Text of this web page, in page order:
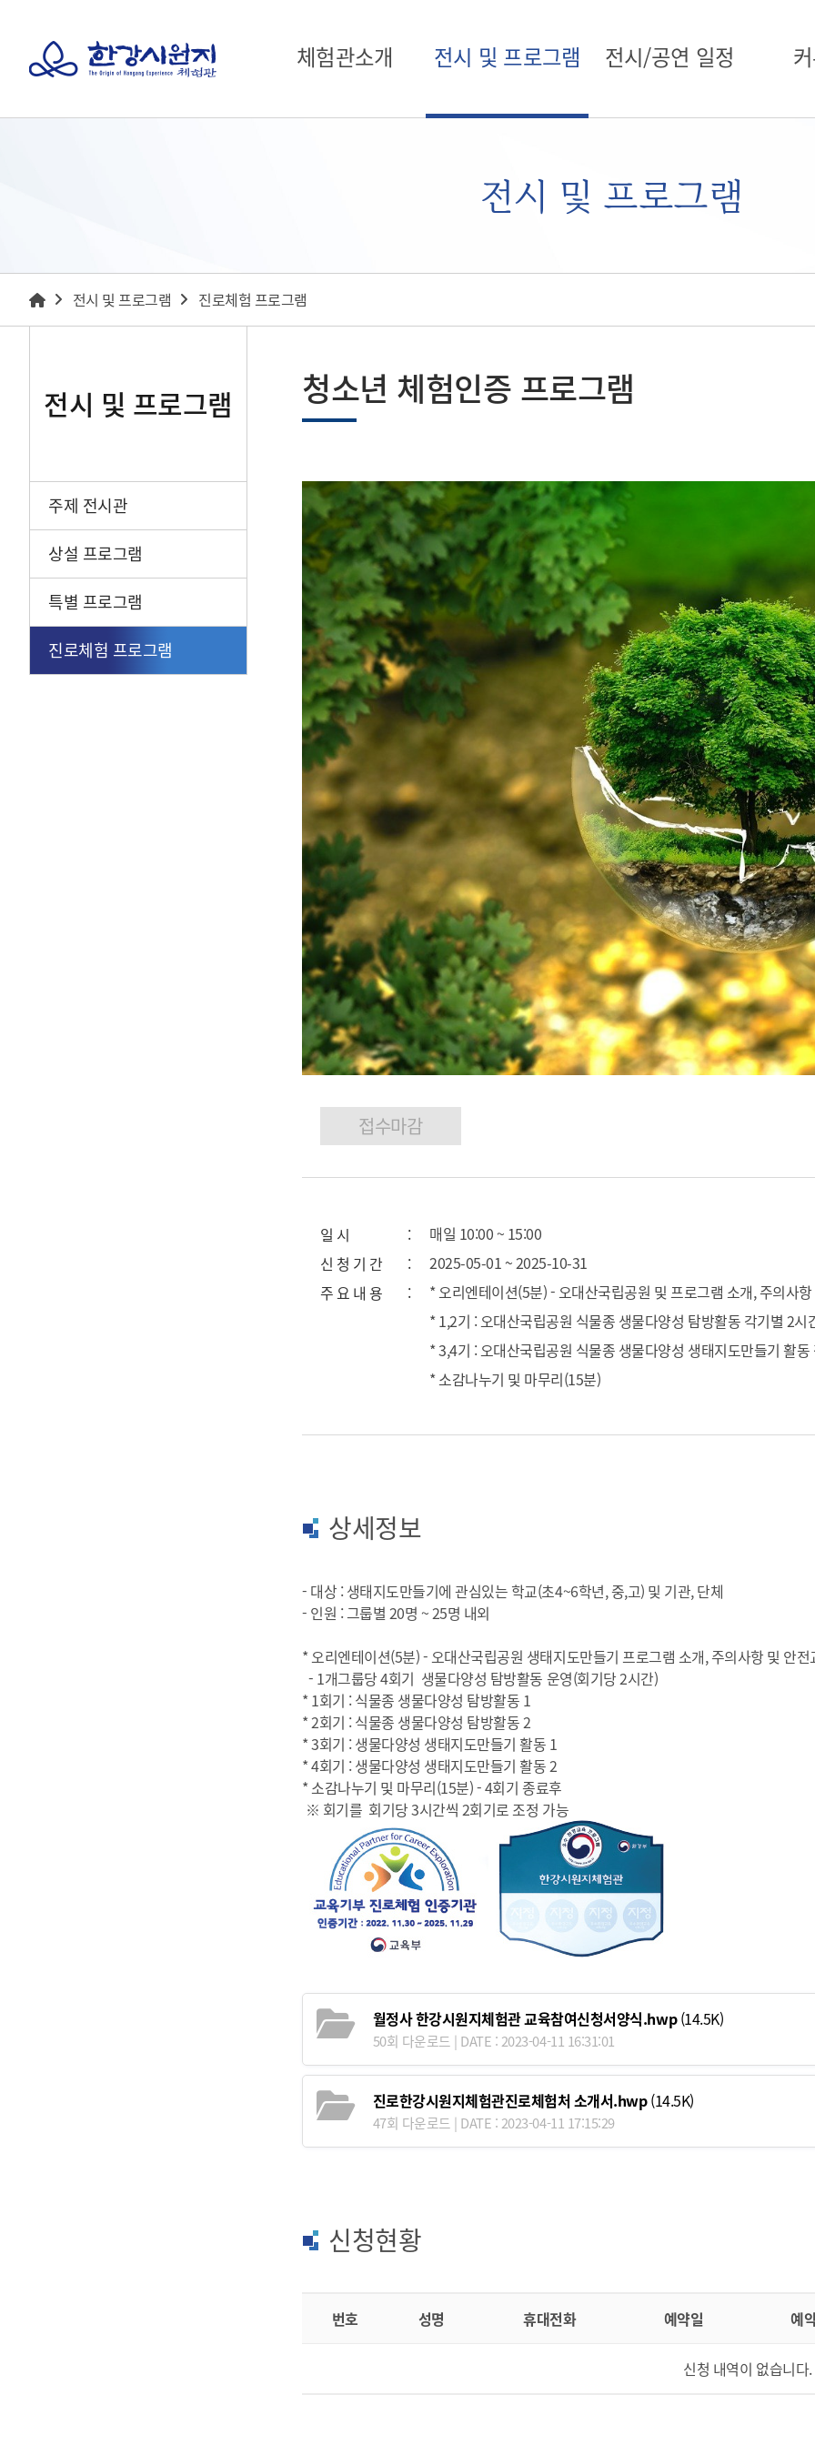
체험관소개 전시 및 프로그램 전시/공연 일정
전시 및 프로그램
전시 및 프로그램 진로체험 프로그램
전시 및 프로그램
주제 전시관
상설 프로그램
특별 프로그램
진로체험 프로그램
청소년 체험인증 프로그램
일 시
매일 10:00 ~ 15:00
신 청 기 간
2025-05-01 ~ 2025-10-31
주 요 내 용
* 오리엔테이션(5분) - 오대산국립공원 및 프로그램 소개, 주의사
* 1,2기 : 오대산국립공원 식물종 생물다양성 탐방활동 각기별 2시
* 3,4기 : 오대산국립공원 식물종 생물다양성 생태지도만들기 활
* 소감나누기 및 마무리(15분)
상세정보
- 대상 : 생태지도만들기에 관심있는 학교(초4~6학년, 중,고) 및 기관, 단체
- 인원 : 그룹별 20명 ~ 25명 내외
* 오리엔테이션(5분) - 오대산국립공원 생태지도만들기 프로그램 소개, 주의사항 및 안전
- 1개그룹당 4회기 생물다양성 탐방활동 운영(회기당 2시간)
* 1회기 : 식물종 생물다양성 탐방활동 1
* 2회기 : 식물종 생물다양성 탐방활동 2
* 3회기 : 생물다양성 생태지도만들기 활동 1
* 4회기 : 생물다양성 생태지도만들기 활동 2
* 소감나누기 및 마무리(15분) - 4회기 종료후
※ 회기를 회기당 3시간씩 2회기로 조정 가능
월정사 한강시원지체험관 교육참여신청서양식.hwp(14.5K)
50회 다운로드 | DATE : 2023-04-11 16:31:01
진로한강시원지체험관진로체험처 소개서.hwp(14.5K)
47회 다운로드 | DATE : 2023-04-11 17:15:29
신청현황
번호 성명 휴대전화 예약일 예
신청 내역이 없습니다.